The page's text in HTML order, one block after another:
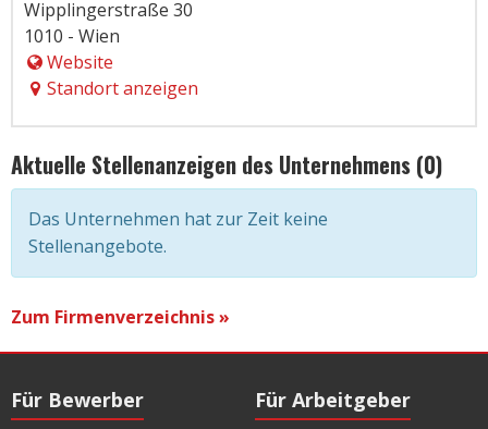
Wipplingerstraße 30
1010 - Wien
Website
Standort anzeigen
Aktuelle Stellenanzeigen des Unternehmens (0)
Das Unternehmen hat zur Zeit keine
Stellenangebote.
Zum Firmenverzeichnis »
Für Bewerber Für Arbeitgeber